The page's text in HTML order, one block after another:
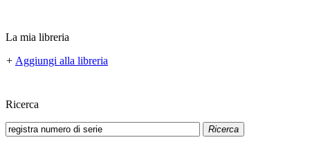
La mia libreria
+ Aggiungi alla libreria
Ricerca
Ricerca